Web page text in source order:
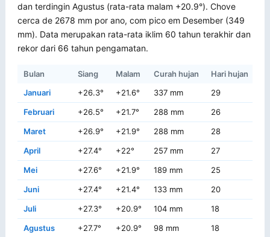
dan terdingin Agustus (rata-rata malam +20.9°). Chove
cerca de 2678 mm por ano, com pico em Desember (349
mm). Data merupakan rata-rata iklim 60 tahun terakhir dan
rekor dari 66 tahun pengamatan.
Bulan Siang Malam Curah hujan Hari hujan
Januari
+26.3° +21.6° 337 mm 29
Februari
+26.5° +21.7° 288 mm 26
Maret
+26.9° +21.9° 288 mm 28
April
+27.4° +22° 257 mm 27
Mei
+27.6° +21.9° 189 mm 25
Juni
+27.4° +21.4° 133 mm 20
Juli
+27.3° +20.9° 104 mm 18
Agustus
+27.7° +20.9° 98 mm 18